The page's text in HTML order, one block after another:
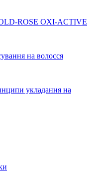
ROSE OXI-ACTIVE
на волосся
укладання на